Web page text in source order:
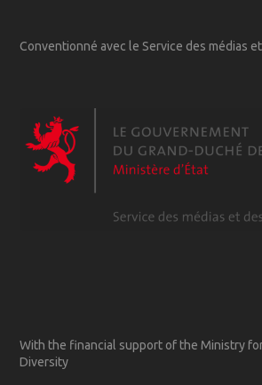
Conventionné avec le Service des médias
With the financial support of the Ministry
Diversity